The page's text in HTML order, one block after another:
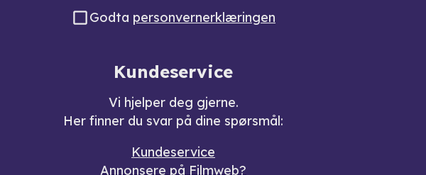
Godta personvernerklæringen
Kundeservice
Vi hjelper deg gjerne.
Her finner du svar på dine spørsmål:
Kundeservice
Annonsere på Filmweb?